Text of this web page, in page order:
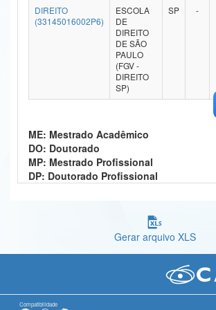
Ministério da Ciência, Tecnologia, Inovações e
Ministério do Desenvolvimento Regional
Ministério da Mulher, da Família e dos Direitos Humanos
Secretaria-Geral
Gabinete de Segurança Institucional
Banco Central do Brasil
DIREITO
(33145016002P6)
ESCOLA
DE
DIREITO
DE SÃO
PAULO
(FGV -
DIREITO
SP)
SP -
ME: Mestrado Acadêmico
DO: Doutorado
MP: Mestrado Profissional
DP: Doutorado Profissional
Gerar arquivo XLS
Compatibilidade